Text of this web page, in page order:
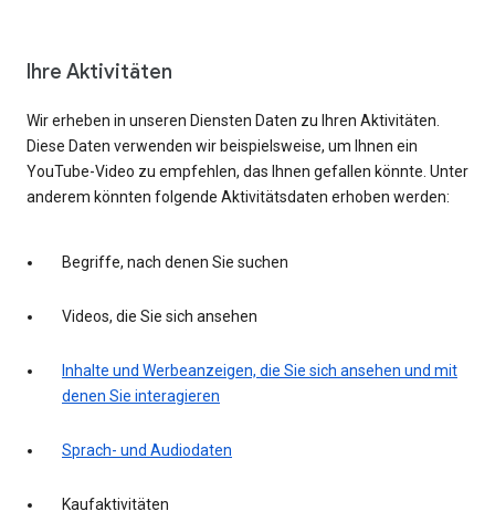
Ihre Aktivitäten
Wir erheben in unseren Diensten Daten zu Ihren Aktivitäten.
Diese Daten verwenden wir beispielsweise, um Ihnen ein
YouTube-Video zu empfehlen, das Ihnen gefallen könnte. Unter
anderem könnten folgende Aktivitätsdaten erhoben werden:
Begriffe, nach denen Sie suchen
Videos, die Sie sich ansehen
Inhalte und Werbeanzeigen, die Sie sich ansehen und mit
denen Sie interagieren
Sprach- und Audiodaten
Kaufaktivitäten